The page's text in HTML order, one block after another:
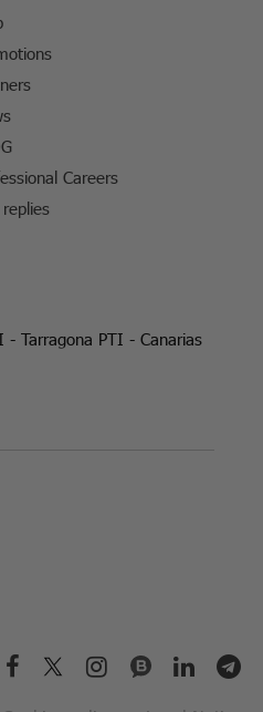
Careers
- Tarragona PTI - Canarias